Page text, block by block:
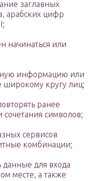
заглавных
арабских цифр
начинаться или
информацию или
широкому кругу лиц;
ранее
сочетания символов;
сервисов
комбинации;
данные для входа
месте, а также